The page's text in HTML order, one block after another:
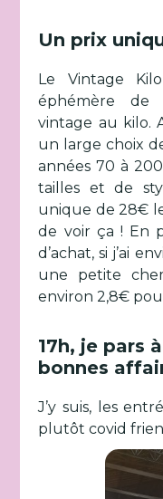
Un prix
Le Vintage
éphémère de
vintage au kilo.
un large choix
années 70 à
tailles et de
unique de 28€
de voir ça ! En
d’achat, si j’ai
une petite
environ 2,8€
17h, je pars
bonnes
J’y suis, les
plutôt covid